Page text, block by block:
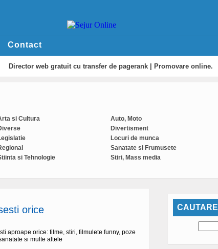
Contact
Director webgratuit cu transfer de pagerank | Promovare online.
si Cultura Auto, Moto
Divertisment
Locuri de munca
Sanatate si Frumusete
si Tehnologie Stiri, Mass media
orice
aproape orice: filme, stiri, filmulete funny, poze
si multe altele
CAUTARE